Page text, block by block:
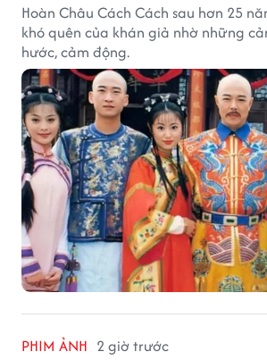
Hoàn Châu Cách Cách sau hơn 25
khó quên của khán giả nhờ những
hước, cảm động.
PHIM ẢNH 2 giờ trước